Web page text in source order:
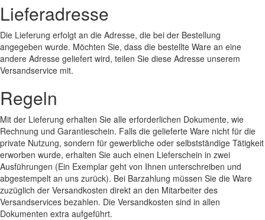
Lieferadresse
Die Lieferung erfolgt an die Adresse, die bei der Bestellung
angegeben wurde. Möchten Sie, dass die bestellte Ware an eine
andere Adresse geliefert wird, teilen Sie diese Adresse unserem
Versandservice mit.
Regeln
Mit der Lieferung erhalten Sie alle erforderlichen Dokumente, wie
Rechnung und Garantieschein. Falls die gelieferte Ware nicht für die
private Nutzung, sondern für gewerbliche oder selbstständige Tätigkeit
erworben wurde, erhalten Sie auch einen Lieferschein in zwei
Ausführungen (Ein Exemplar geht von Ihnen unterschreiben und
abgestempelt an uns zurück). Bei Barzahlung müssen Sie die Ware
zuzüglich der Versandkosten direkt an den Mitarbeiter des
Versandservices bezahlen. Die Versandkosten sind in allen
Dokumenten extra aufgeführt.